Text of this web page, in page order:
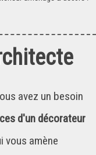
avez un besoin
d'un décorateur
vous amène